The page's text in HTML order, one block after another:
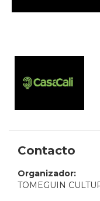
Contacto
Organizador:
TOMEGUIN